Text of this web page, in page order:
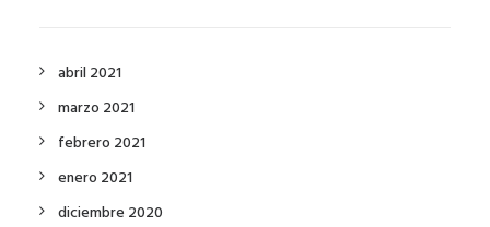
abril 2021
marzo 2021
febrero 2021
enero 2021
diciembre 2020